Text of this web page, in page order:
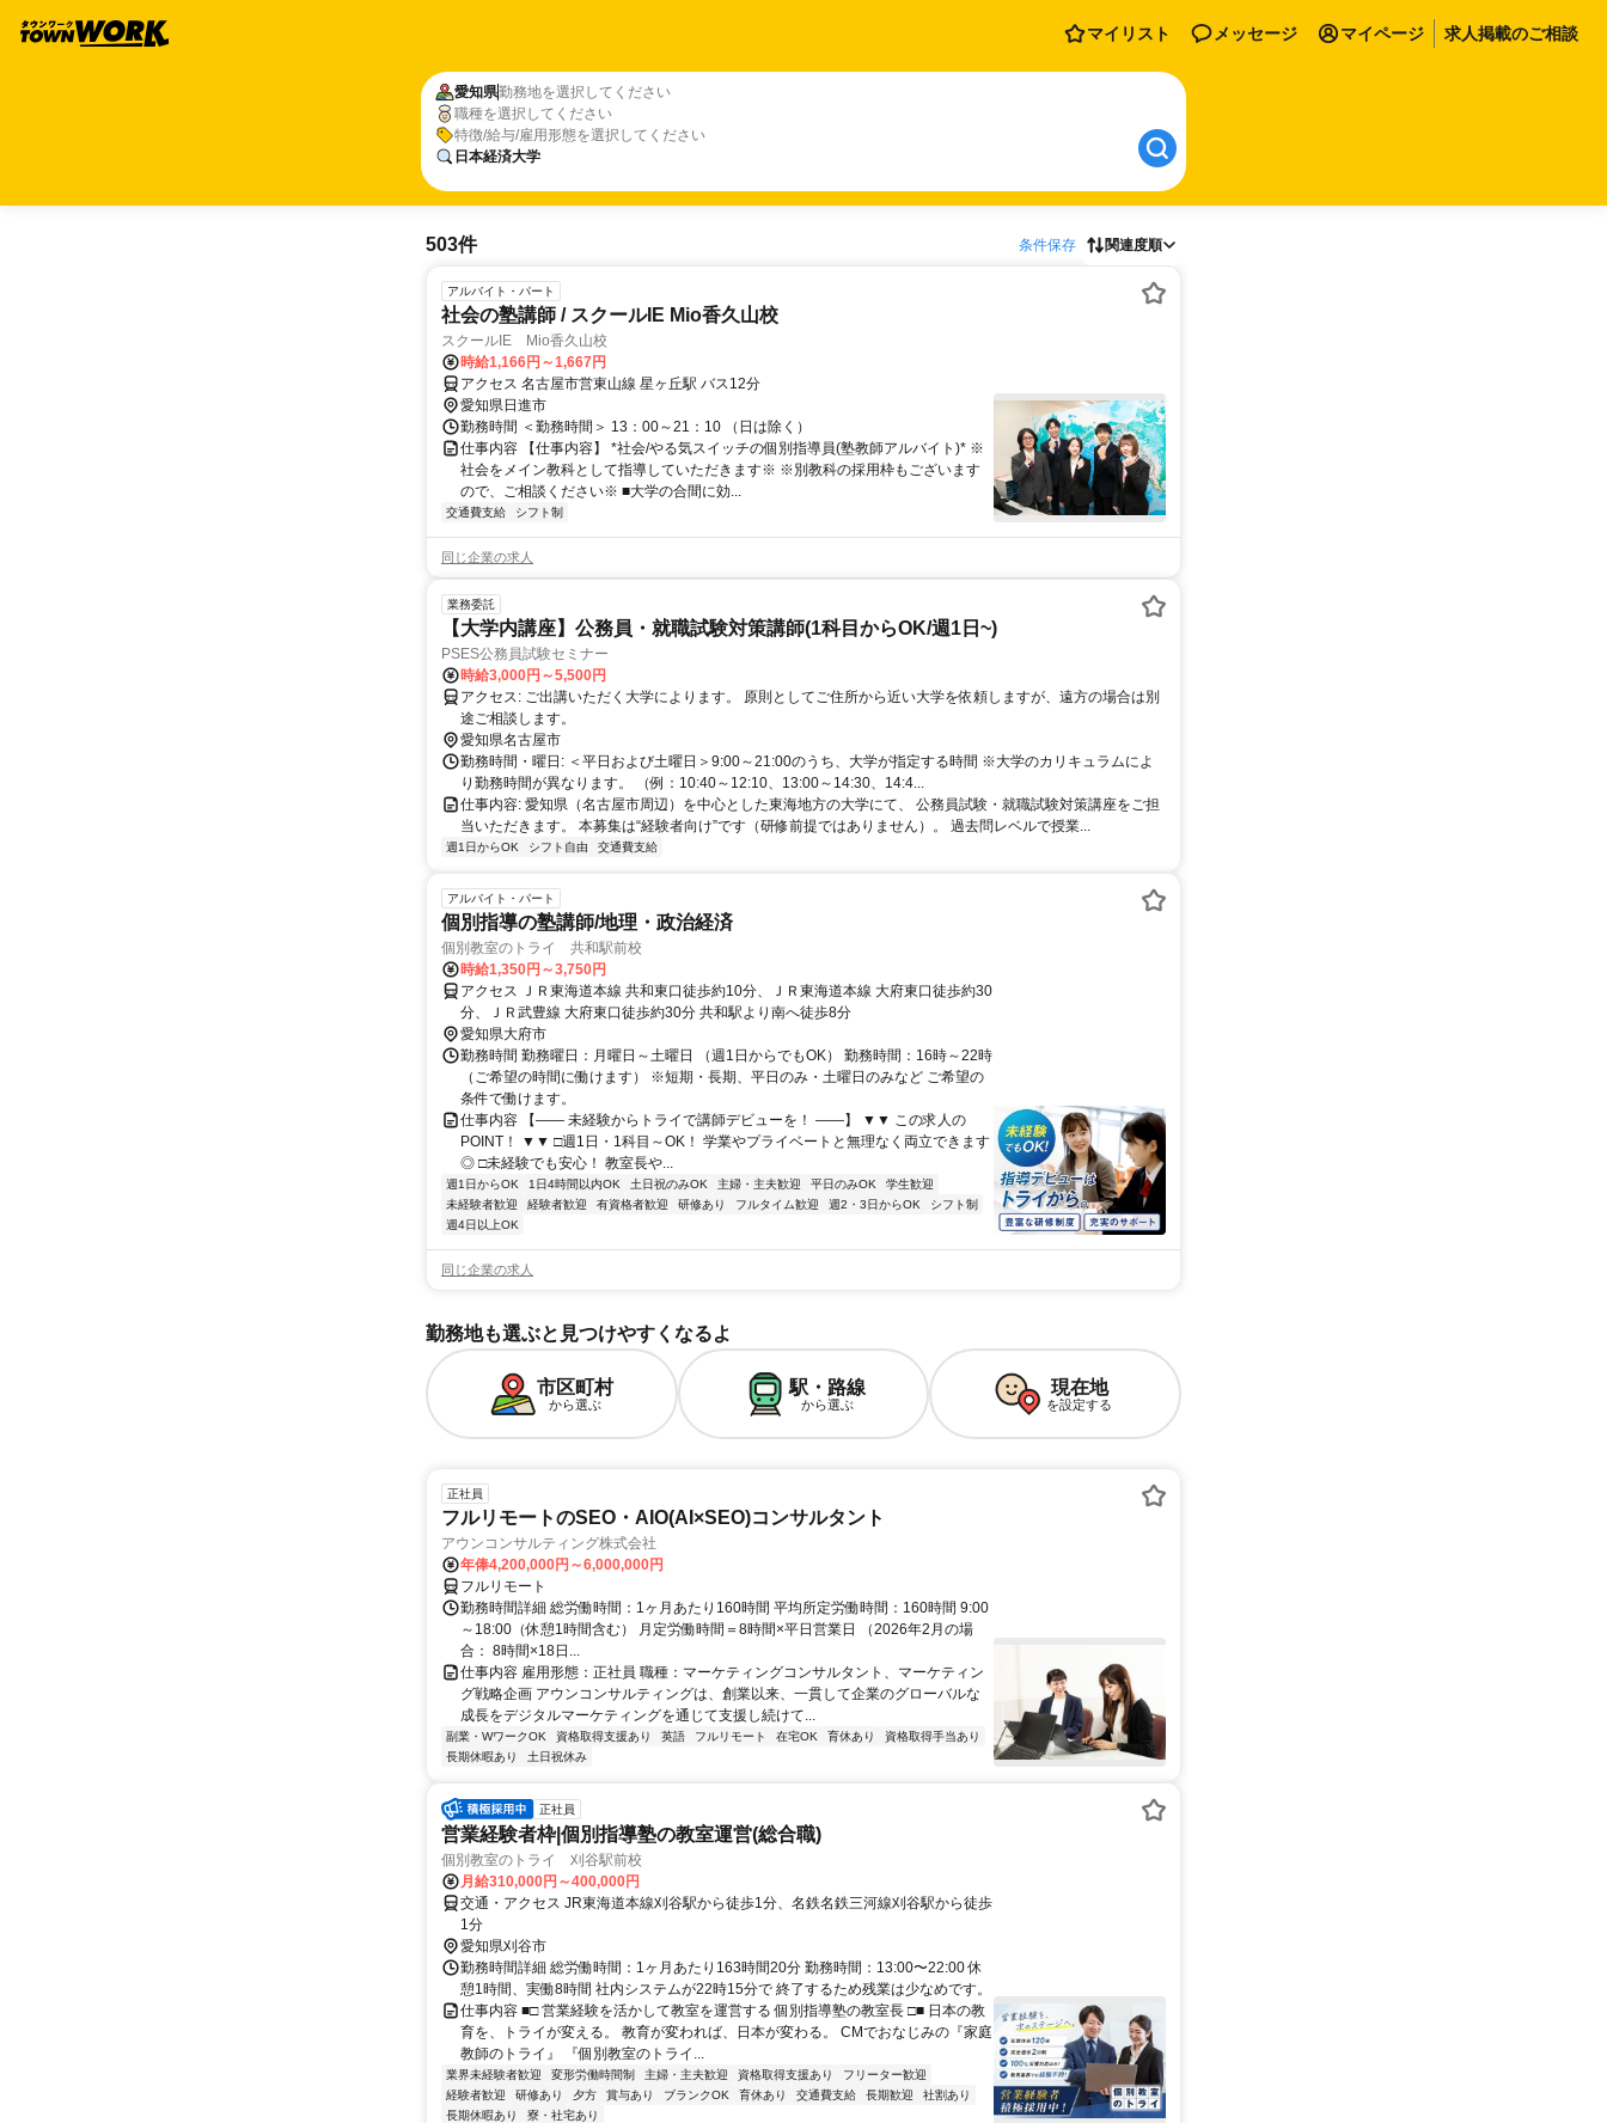
マイリスト メッセージ マイページ 求人掲載のご相談
愛知県勤務地を選択してください
職種を選択してください
特徴/給与/雇用形態を選択してください
日本経済大学
503件 条件保存 関連度順
アルバイト・パート
社会の塾講師 / スクールIE Mio香久山校
スクールIE Mio香久山校
時給1,166円～1,667円
アクセス 名古屋市営東山線 星ヶ丘駅 バス12分
愛知県日進市
勤務時間 ＜勤務時間＞ 13：00～21：10 （日は除く）
仕事内容 【仕事内容】 *社会/やる気スイッチの個別指導員(塾教師アルバイト)* ※
社会をメイン教科として指導していただきます※ ※別教科の採用枠もございます
ので、ご相談ください※ ■大学の合間に効...
交通費支給 シフト制
同じ企業の求人
業務委託
【大学内講座】公務員・就職試験対策講師(1科目からOK/週1日~)
PSES公務員試験セミナー
時給3,000円～5,500円
アクセス: ご出講いただく大学によります。 原則としてご住所から近い大学を依頼しますが、遠方の場合は別
途ご相談します。
愛知県名古屋市
勤務時間・曜日: ＜平日および土曜日＞9:00～21:00のうち、大学が指定する時間 ※大学のカリキュラムによ
り勤務時間が異なります。 （例：10:40～12:10、13:00～14:30、14:4...
仕事内容: 愛知県（名古屋市周辺）を中心とした東海地方の大学にて、 公務員試験・就職試験対策講座をご担
当いただきます。 本募集は“経験者向け”です（研修前提ではありません）。 過去問レベルで授業...
週1日からOK シフト自由 交通費支給
アルバイト・パート
個別指導の塾講師/地理・政治経済
個別教室のトライ 共和駅前校
時給1,350円～3,750円
アクセス ＪＲ東海道本線 共和東口徒歩約10分、ＪＲ東海道本線 大府東口徒歩約30
分、ＪＲ武豊線 大府東口徒歩約30分 共和駅より南へ徒歩8分
愛知県大府市
勤務時間 勤務曜日：月曜日～土曜日 （週1日からでもOK） 勤務時間：16時～22時
（ご希望の時間に働けます） ※短期・長期、平日のみ・土曜日のみなど ご希望の
条件で働けます。
仕事内容 【―― 未経験からトライで講師デビューを！ ――】 ▼▼ この求人の
POINT！ ▼▼ □週1日・1科目～OK！ 学業やプライベートと無理なく両立できます
◎ □未経験でも安心！ 教室長や...
週1日からOK 1日4時間以内OK 土日祝のみOK 主婦・主夫歓迎 平日のみOK
学生歓迎
未経験者歓迎
経験者歓迎 有資格者歓迎 研修あり フルタイム歓迎 週2・3日からOK
シフト制
週4日以上OK
同じ企業の求人
勤務地も選ぶと見つけやすくなるよ
市区町村
から選ぶ
駅・路線
から選ぶ
現在地
を設定する
正社員
フルリモートのSEO・AIO(AI×SEO)コンサルタント
アウンコンサルティング株式会社
年俸4,200,000円～6,000,000円
フルリモート
勤務時間詳細 総労働時間：1ヶ月あたり160時間 平均所定労働時間：160時間 9:00
～18:00（休憩1時間含む） 月定労働時間＝8時間×平日営業日 （2026年2月の場
合： 8時間×18日...
仕事内容 雇用形態：正社員 職種：マーケティングコンサルタント、マーケティン
グ戦略企画 アウンコンサルティングは、創業以来、一貫して企業のグローバルな
成長をデジタルマーケティングを通じて支援し続けて...
副業・WワークOK 資格取得支援あり 英語 フルリモート 在宅OK 育休あり
資格取得手当あり
長期休暇あり
土日祝休み
正社員
営業経験者枠|個別指導塾の教室運営(総合職)
個別教室のトライ 刈谷駅前校
月給310,000円～400,000円
交通・アクセス JR東海道本線刈谷駅から徒歩1分、名鉄名鉄三河線刈谷駅から徒歩
1分
愛知県刈谷市
勤務時間詳細 総労働時間：1ヶ月あたり163時間20分 勤務時間：13:00〜22:00 休
憩1時間、実働8時間 社内システムが22時15分で 終了するため残業は少なめです。
仕事内容 ■□ 営業経験を活かして教室を運営する 個別指導塾の教室長 □■ 日本の教
育を、トライが変える。 教育が変われば、日本が変わる。 CMでおなじみの『家庭
教師のトライ』 『個別教室のトライ...
業界未経験者歓迎 変形労働時間制 主婦・主夫歓迎 資格取得支援あり
フリーター歓迎
経験者歓迎
研修あり 夕方 賞与あり ブランクOK 育休あり 交通費支給 長期歓迎
社割あり
長期休暇あり
寮・社宅あり